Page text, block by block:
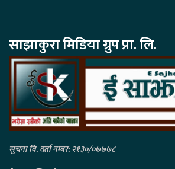
साझाकुरा मिडिया ग्रुप प्रा. लि.
सुचना वि. दर्ता नम्बर: २१३०/०७७७८